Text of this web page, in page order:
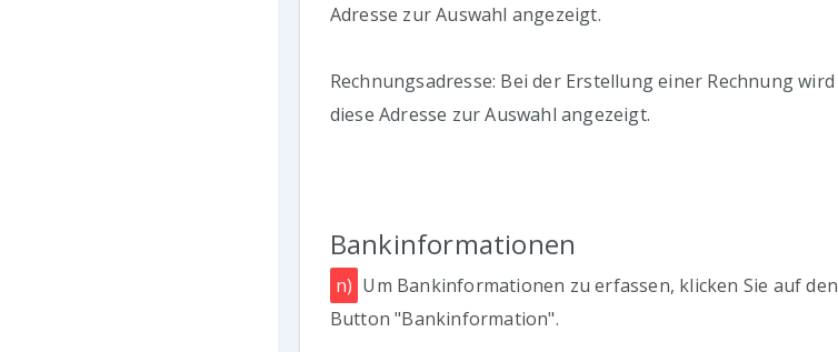
Adresse zur Auswahl angezeigt.
Rechnungsadresse: Bei der Erstellung einer Rechnung wird
diese Adresse zur Auswahl angezeigt.
Bankinformationen
n) Um Bankinformationen zu erfassen, klicken Sie auf den
Button "Bankinformation".